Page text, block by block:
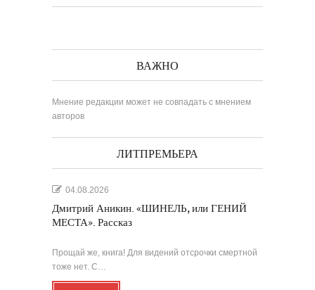
ВАЖНО
Мнение редакции может не совпадать с мнением
авторов
ЛИТПРЕМЬЕРА
04.08.2026
Дмитрий Аникин. «ШИНЕЛЬ, или ГЕНИЙ
МЕСТА». Рассказ
Прощай же, книга! Для видений отсрочки смертной
тоже нет. С…